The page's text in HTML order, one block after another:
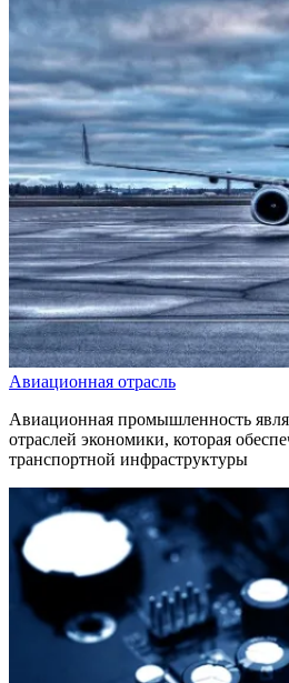
Авиационная отрасль
Авиационная промышленность
отраслей экономики, которая
транспортной инфраструктуры